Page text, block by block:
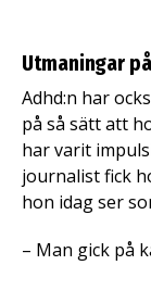
Utmaningar
Adhd:n har
på så sätt att
har varit
journalist fick
hon idag ser
– Man gick på